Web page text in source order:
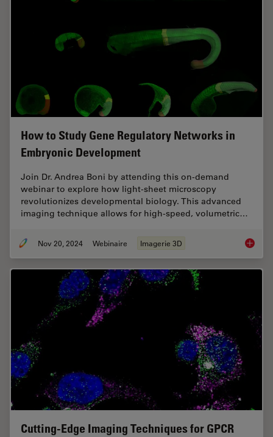
How to Study Gene Regulatory Networks in
Embryonic Development
Join Dr. Andrea Boni by attending this on-demand
webinar to explore how light-sheet microscopy
revolutionizes developmental biology. This advanced
imaging technique allows for high-speed, volumetric…
Nov 20, 2024 Webinaire Imagerie 3D How to
Cutting-Edge Imaging Techniques for GPCR